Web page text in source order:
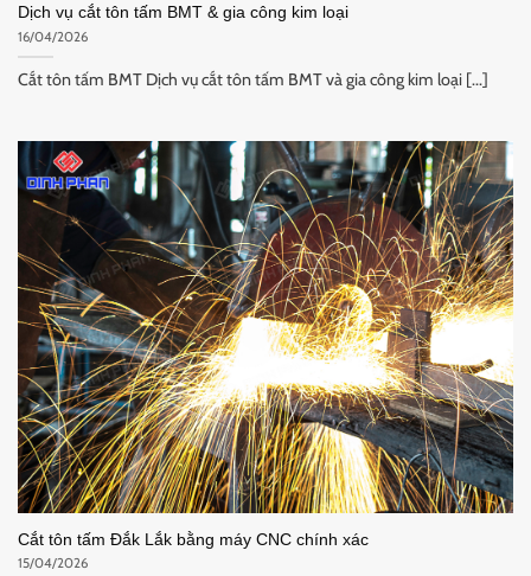
Dịch vụ cắt tôn tấm BMT & gia công kim loại
16/04/2026
Cắt tôn tấm BMT Dịch vụ cắt tôn tấm BMT và gia công kim loại [...]
Cắt tôn tấm Đắk Lắk bằng máy CNC chính xác
15/04/2026